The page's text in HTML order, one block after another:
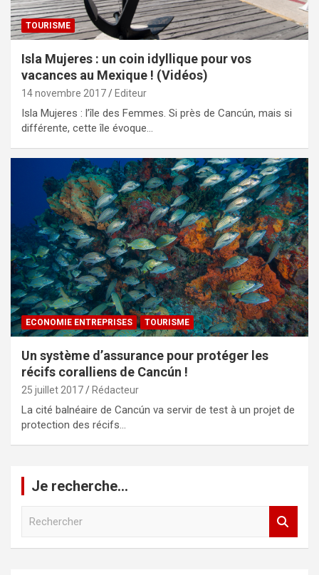
TOURISME
Isla Mujeres : un coin idyllique pour vos
vacances au Mexique ! (Vidéos)
14 novembre 2017 Editeur
Isla Mujeres : l’île des Femmes. Si près de Cancún, mais si
différente, cette île évoque…
ECONOMIE ENTREPRISES TOURISME
Un système d’assurance pour protéger les
récifs coralliens de Cancún !
25 juillet 2017 Rédacteur
La cité balnéaire de Cancún va servir de test à un projet de
protection des récifs…
Je recherche…